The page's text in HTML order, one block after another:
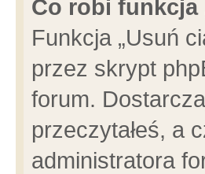
Co robi funkcja
Funkcja „Usuń
przez skrypt
forum.
przeczytałeś, a
administratora